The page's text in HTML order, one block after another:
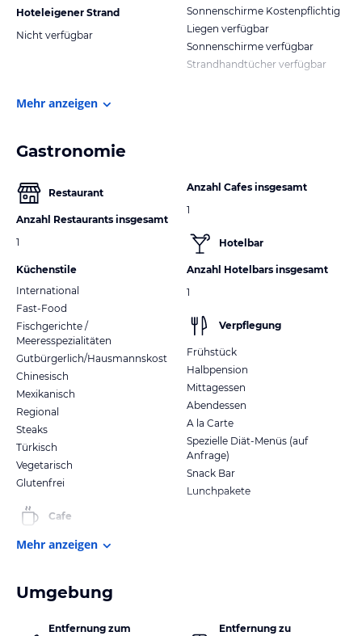
Hoteleigener Strand
Nicht verfügbar
Sonnenschirme Kostenpflichtig
Liegen verfügbar
Sonnenschirme verfügbar
Strandhandtücher verfügbar
Mehr anzeigen
Gastronomie
Restaurant
Anzahl Restaurants insgesamt
1
Küchenstile
International
Fast-Food
Fischgerichte /
Meeresspezialitäten
Gutbürgerlich/Hausmannskost
Chinesisch
Mexikanisch
Regional
Steaks
Türkisch
Vegetarisch
Glutenfrei
Cafe
Anzahl Cafes insgesamt
1
Hotelbar
Anzahl Hotelbars insgesamt
1
Verpflegung
Frühstück
Halbpension
Mittagessen
Abendessen
A la Carte
Spezielle Diät-Menüs (auf
Anfrage)
Snack Bar
Lunchpakete
Mehr anzeigen
Umgebung
Entfernung zum Entfernung zu